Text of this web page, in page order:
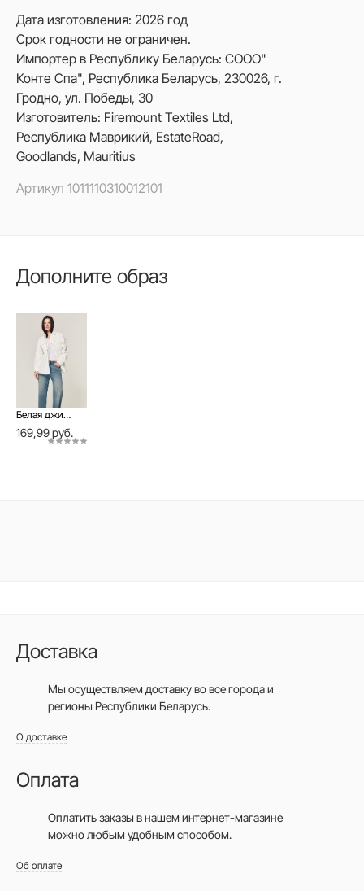
Дата изготовления: 2026 год
Срок годности не ограничен.
Импортер в Республику Беларусь: СООО"
Конте Спа", Республика Беларусь, 230026, г.
Гродно, ул. Победы, 30
Изготовитель: Firemount Textiles Ltd,
Республика Маврикий, EstateRoad,
Goodlands, Mauritius
Артикул 1011110310012101
Дополните образ
Белая джинсовая ветровка на кнопках с накладными карманами и разрезами
169,99 руб.
Доставка
Мы осуществляем доставку во все городаи
регионы Республики Беларусь.
О доставке
Оплата
Оплатить заказы в нашем интернет-магазине
можно любым удобным способом.
Об оплате